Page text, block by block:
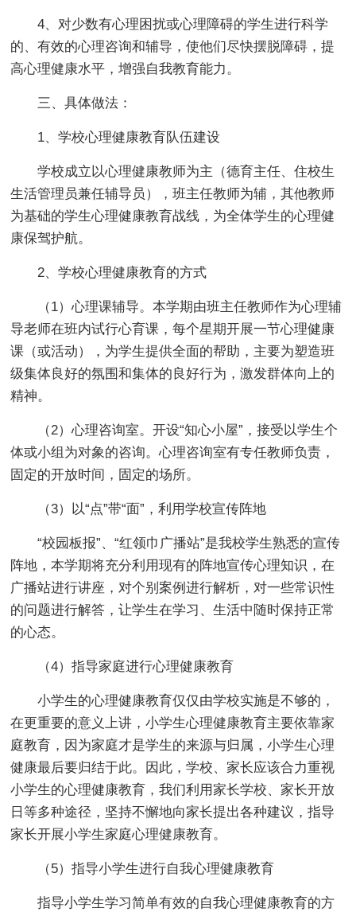
4、对少数有心理困扰或心理障碍的学生进行科学
的、有效的心理咨询和辅导，使他们尽快摆脱障碍，提
高心理健康水平，增强自我教育能力。
三、具体做法：
1、学校心理健康教育队伍建设
学校成立以心理健康教师为主（德育主任、住校生
生活管理员兼任辅导员），班主任教师为辅，其他教师
为基础的学生心理健康教育战线，为全体学生的心理健
康保驾护航。
2、学校心理健康教育的方式
（1）心理课辅导。本学期由班主任教师作为心理辅
导老师在班内试行心育课，每个星期开展一节心理健康
课（或活动），为学生提供全面的帮助，主要为塑造班
级集体良好的氛围和集体的良好行为，激发群体向上的
精神。
（2）心理咨询室。开设“知心小屋”，接受以学生个
体或小组为对象的咨询。心理咨询室有专任教师负责，
固定的开放时间，固定的场所。
（3）以“点”带“面”，利用学校宣传阵地
“校园板报”、“红领巾广播站”是我校学生熟悉的宣传
阵地，本学期将充分利用现有的阵地宣传心理知识，在
广播站进行讲座，对个别案例进行解析，对一些常识性
的问题进行解答，让学生在学习、生活中随时保持正常
的心态。
（4）指导家庭进行心理健康教育
小学生的心理健康教育仅仅由学校实施是不够的，
在更重要的意义上讲，小学生心理健康教育主要依靠家
庭教育，因为家庭才是学生的来源与归属，小学生心理
健康最后要归结于此。因此，学校、家长应该合力重视
小学生的心理健康教育，我们利用家长学校、家长开放
日等多种途径，坚持不懈地向家长提出各种建议，指导
家长开展小学生家庭心理健康教育。
（5）指导小学生进行自我心理健康教育
指导小学生学习简单有效的自我心理健康教育的方